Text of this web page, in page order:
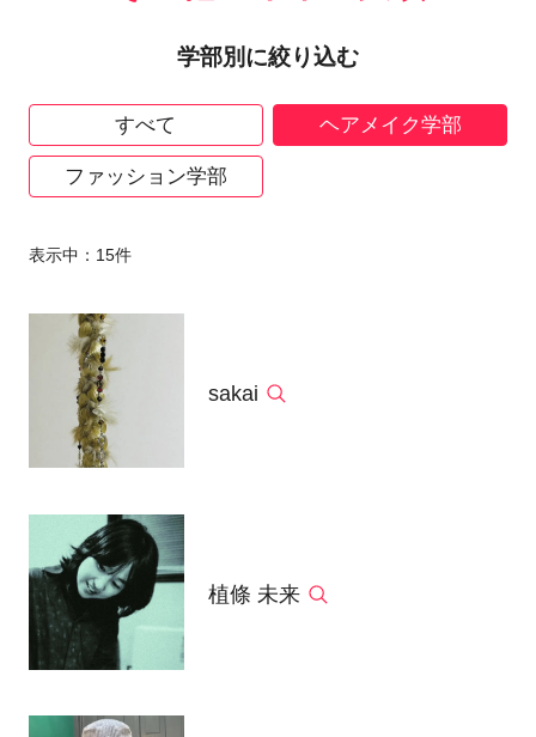
学部別に絞り込む
すべて ヘアメイク学部
ファッション学部
表示中： 15件
sakai
植條 未来